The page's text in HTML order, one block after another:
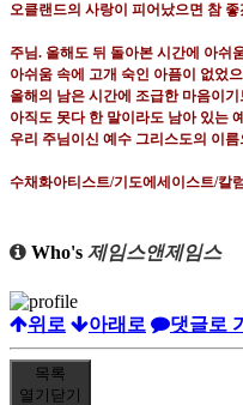
오클랜드의 사랑이 피어났으면 참
주님. 올해도 뒤 돌아본 시간에 아쉬
아쉬움 속에 고개 숙인 아픔이 없었
올해의 남은 시간에 조급한 마음이
아직도 못다 한 말이라도 남아 있는
우리 주님이신 예수 그리스도의 이
수채화아티스트/기도에세이스트/칼
Who's 제임스앤제임스
위로 아래로 댓글로
목록
열기 닫기